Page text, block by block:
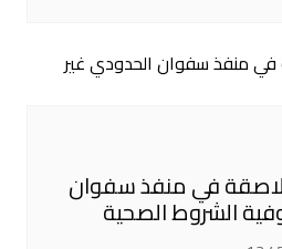
في منفذ سفوان
الشروط الصحية